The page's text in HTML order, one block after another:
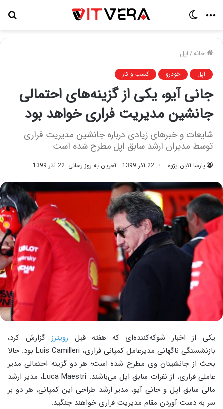
منو
خانه/اپل
اپل خودرو کسب و کار
جانی آیو، یکی از گزینه‌های احتمالی
جانشین مدیریت فراری خواهد بود
شایعات و خبرهای زیادی درباره جانشین مدیریت فراری
توسط مدیران ارشد سابق اپل مطرح شده است
پارسا آئین پژوه 22 آذر 1399 آخرین به روز رسانی: 22 آذر 1399
یکی از اخبار شوکه‌کننده‌ای که هفته قبل رویترز گزارش کرد،
بازنشستگی ناگهانی مدیرعامل کمپانی فراری، Luis Camilleri بود. حالا
بحث از جانشینان وی مطرح شده است؛ هر دو گزینه احتمالی مدیر
عاملی فراری، از نفرات سابق اپل می‌باشند. Luca Maestri، مدیر ارشد
مالی سابق اپل و جانی آیو، مدیر ارشد طراحی این کمپانی، هر دو بر
سر به دست آوردن مقام مدیریت فراری خواهند جنگید.